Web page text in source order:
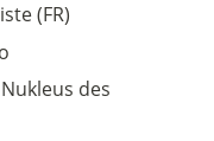
(FR)
des